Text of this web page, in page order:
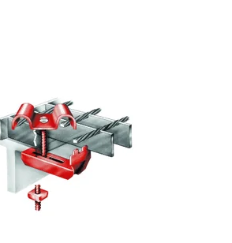
cez oko roštu. Súčasťou dodávky je
8x60, matice a podložka